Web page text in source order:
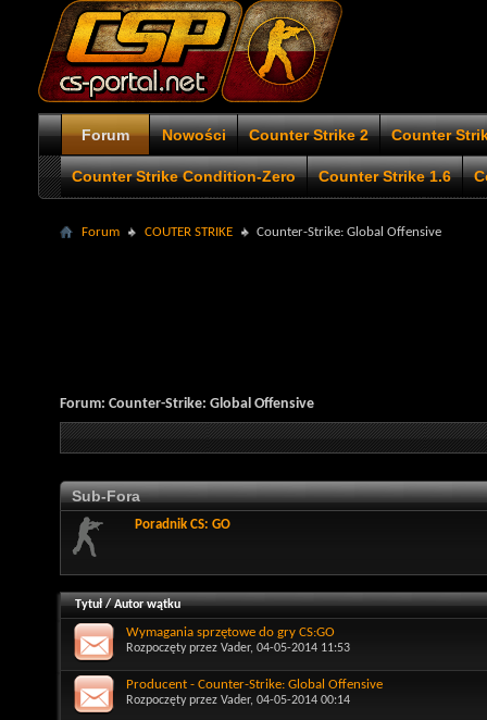
Forum Nowości Counter Strike 2 Counter
Counter Strike Condition-Zero Counter Strike 1.6
Forum COUTER STRIKE Counter-Strike: Global Offensive
Forum: Counter-Strike: Global Offensive
Sub-Fora
Poradnik CS: GO
Tytuł/Autor wątku
Wymagania sprzętowe do gry CS:GO
Rozpoczęty przez Vader, 04-05-2014 11:53
Producent - Counter-Strike: Global Offensive
Rozpoczęty przez Vader, 04-05-2014 00:14